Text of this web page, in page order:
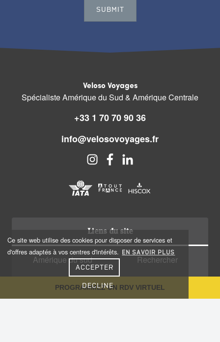
Ce site web utilise des cookies pour disposer de services et
d'offres adaptés à vos centres d'intérêts.
EN SAVOIR PLUS
DECLINE
ACCEPTER
PROGRAMMEZ UN RDV VIRTUEL
Veloso Voyages
Spécialiste Amérique du Sud & Amérique Centrale
+33 1 70 70 90 36
info@velosovoyages.fr
Liens du site
Amérique du sud
Amérique centrale
Caraïbes
Rechercher
Qui sommes nous?
Recrutement